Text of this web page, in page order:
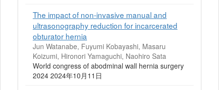
The impact of non-invasive manual and
ultrasonography reduction for incarcerated
obturator hernia
Jun Watanabe, Fuyumi Kobayashi, Masaru
Koizumi, Hironori Yamaguchi, Naohiro Sata
World congress of abodminal wall hernia surgery
2024 2024年10月11日